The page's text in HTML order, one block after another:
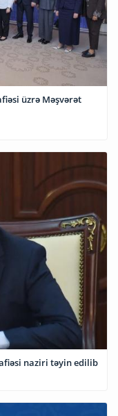
üzrə Məşvərət
naziri təyin edilib